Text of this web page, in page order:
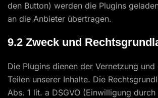
den Button) werden die Plugins
an die Anbieter übertragen.
9.2 Zweck und
Die Plugins dienen der Vernetzung
Teilen unserer Inhalte. Die
Abs. 1 lit. a DSGVO (Einwilligung